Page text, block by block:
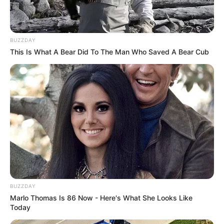
Stadtrundfahrten Deutschland
Auswahl weiterer Rubriken für die Freizeit in ganz
Deutschland
Auto- und Oldtimermuseen
DDR-Museen
Museen und Erinnerungsstätten der DDR-Grenze
Dinosaurierausstellungen und Urzeittiere
Eisenbahnmuseen
Filmmuseen und Filmparks
Modelleisenbahnausstellungen
BUZZDAY
This Is What A Bear Did To The Man Who Saved A Bear Cub
BUZZDAY
Marlo Thomas Is 86 Now - Here's What She Looks Like
Today